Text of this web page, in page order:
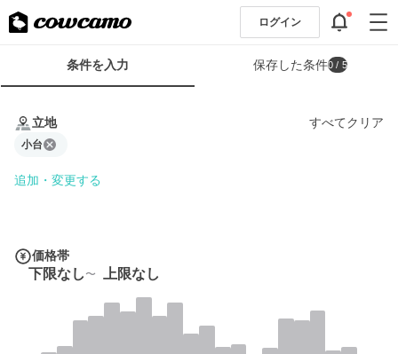
ログイン
条
条件を入力 保存した条件0 / 5
立地 すべてクリア
小台
追加・変更する
価格帯
下限なし 上限なし